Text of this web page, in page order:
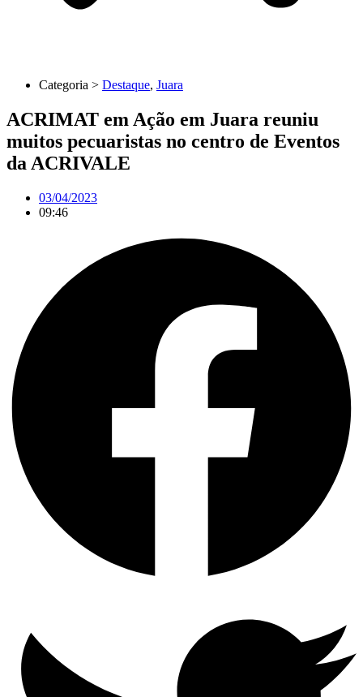
Categoria > Destaque, Juara
ACRIMAT em Ação em Juara reuniu
muitos pecuaristas no centro de Eventos
da ACRIVALE
03/04/2023
09:46